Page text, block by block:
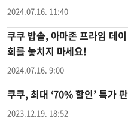
2024.07.16. 11:40
쿠쿠 밥솥, 아마존 프라임 데
회를 놓치지 마세요!
2024.07.16. 9:00
쿠쿠, 최대 ‘70% 할인’ 특가
2023.12.19. 18:52